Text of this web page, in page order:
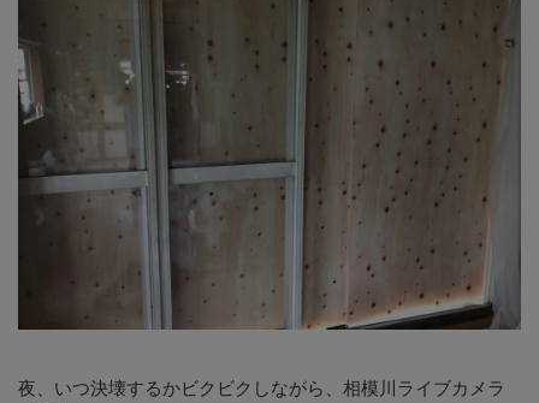
夜、いつ決壊するかビクビクしながら、相模川ライブカメラ